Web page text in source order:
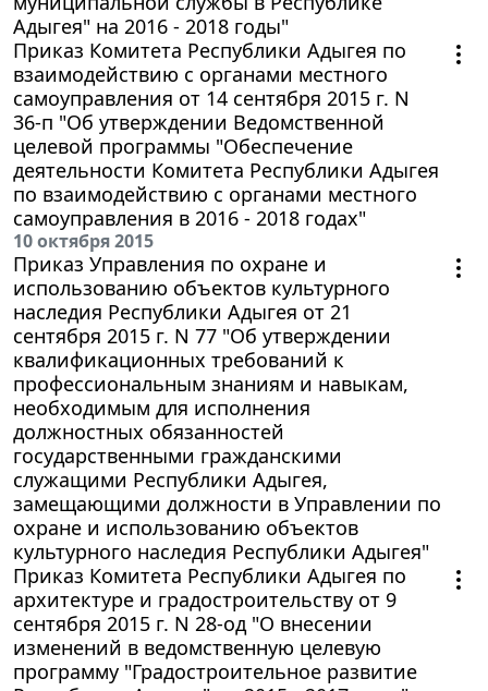
Адыгея" на 2016 - 2018 годы"
Приказ Комитета Республики Адыгея по
взаимодействию с органами местного
самоуправления от 14 сентября 2015 г. N
36-п "Об утверждении Ведомственной
целевой программы "Обеспечение
деятельности Комитета Республики Адыгея
по взаимодействию с органами местного
самоуправления в 2016 - 2018 годах"
10 октября 2015
Приказ Управления по охране и
использованию объектов культурного
наследия Республики Адыгея от 21
сентября 2015 г. N 77 "Об утверждении
квалификационных требований к
профессиональным знаниям и навыкам,
необходимым для исполнения
должностных обязанностей
государственными гражданскими
служащими Республики Адыгея,
замещающими должности в Управлении по
охране и использованию объектов
культурного наследия Республики Адыгея"
Приказ Комитета Республики Адыгея по
архитектуре и градостроительству от 9
сентября 2015 г. N 28-од "О внесении
изменений в ведомственную целевую
программу "Градостроительное развитие